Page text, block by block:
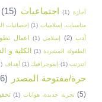
أجازة (1) اجتماعيات (15)
مناسبات، إسلاميات (1) إحصائيات
أدب (2) إسلامي (1) اعمال
الطفولة المشردة (1) الكلية و
انترنت (1) إنفوجرافيك (1) أهداف
حرة/مفتوحة المصدر
(5) تجربة جديدة، هوايات (1)